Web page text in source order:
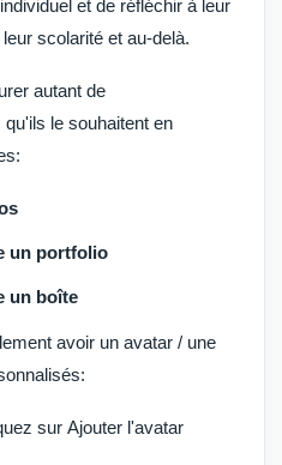
et de réfléchir à leur
scolarité et au-delà.
autant de
le souhaitent en
un portfolio
un boîte
avoir un avatar / une
sur Ajouter l'avatar